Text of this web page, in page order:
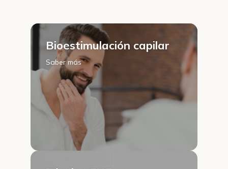
Bioestimulación capilar
Saber más